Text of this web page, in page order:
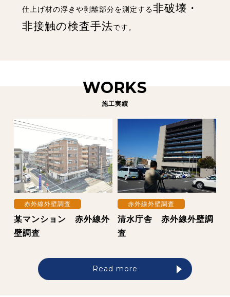
仕上げ材の浮きや剥離部分を測定する非破壊・
非接触の検査手法です。
WORKS
施工実績
赤外線外壁調査
某マンション 赤外線外
壁調査
赤外線外壁調査
清水庁舎 赤外線外壁調
査
Read more